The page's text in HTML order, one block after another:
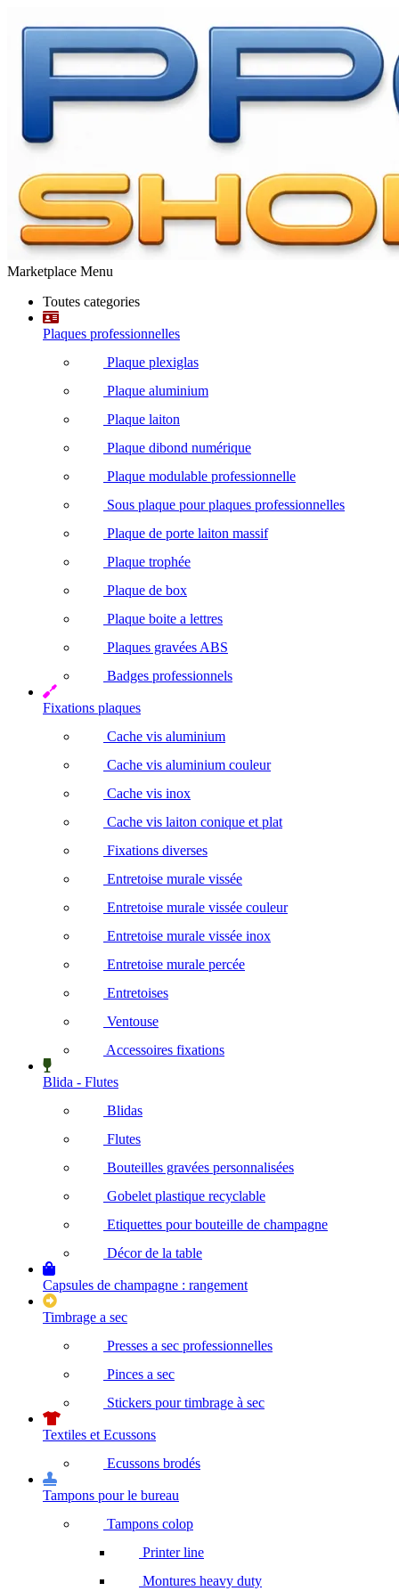
Marketplace Menu
Toutes categories
Plaques professionnelles
Plaque plexiglas
Plaque aluminium
Plaque laiton
Plaque dibond numérique
Plaque modulable professionnelle
Sous plaque pour plaques professionnelles
Plaque de porte laiton massif
Plaque trophée
Plaque de box
Plaque boite a lettres
Plaques gravées ABS
Badges professionnels
Fixations plaques
Cache vis aluminium
Cache vis aluminium couleur
Cache vis inox
Cache vis laiton conique et plat
Fixations diverses
Entretoise murale vissée
Entretoise murale vissée couleur
Entretoise murale vissée inox
Entretoise murale percée
Entretoises
Ventouse
Accessoires fixations
Blida - Flutes
Blidas
Flutes
Bouteilles gravées personnalisées
Gobelet plastique recyclable
Etiquettes pour bouteille de champagne
Décor de la table
Capsules de champagne : rangement
Timbrage a sec
Presses a sec professionnelles
Pinces a sec
Stickers pour timbrage à sec
Textiles et Ecussons
Ecussons brodés
Tampons pour le bureau
Tampons colop
Printer line
Montures heavy duty